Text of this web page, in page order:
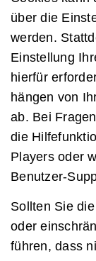
über die
werden.
Einstellung
hierfür
hängen von
ab. Bei
die
Players oder
Benutzer-
Sollten Sie
oder
führen, dass